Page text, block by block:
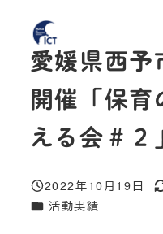
愛媛県西予
開催「保育
える会＃２
投稿日
2022年10月19日
カテゴリー
活動実績